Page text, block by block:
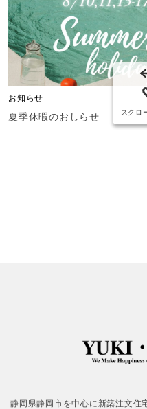
お知らせ
夏季休暇のおしらせ スクロ
静岡県静岡市を中心に新築注文住